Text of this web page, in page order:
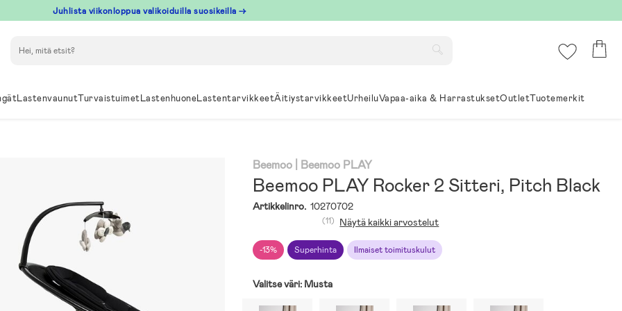
Juhlista viikonloppua valikoiduilla suosikeilla →
LastenvaunutTurvaistuimetLastenhuoneLastentarvikkeetÄitiystarvikkeetUrheiluVapaa-aika & HarrastuksetOutletTuotemerkit
Beemoo | Beemoo PLAY
Beemoo PLAY Rocker 2 Sitteri, Pitch Black
Artikkelinro. 10270702
-13% Superhinta Ilmaiset toimituskulut
(11) Näytä kaikki arvostelut
Valitse väri: Musta